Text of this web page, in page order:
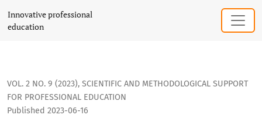
ECO-ORIENTED PEDAGOGICAL TECHNOLOGIES IN THE
Innovative professional
education
VOL. 2 NO. 9 (2023), SCIENTIFIC AND METHODOLOGICAL SUPPORT
FOR PROFESSIONAL EDUCATION
Published 2023-06-16